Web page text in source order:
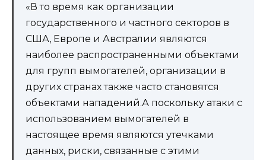
«В то время как организации
государственного и частного секторов в
США, Европе и Австралии являются
наиболее распространенными объектами
для групп вымогателей, организации в
других странах также часто становятся
объектами нападений.А поскольку атаки с
использованием вымогателей в
настоящее время являются утечками
данных, риски, связанные с этими